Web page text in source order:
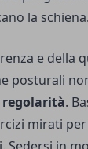
la schiena.
e della
posturali
regolarità.
mirati